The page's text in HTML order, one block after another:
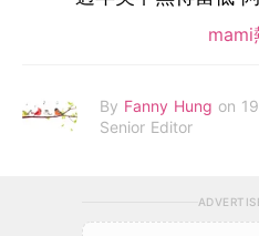
mami
By Fanny Hung on
Senior Editor